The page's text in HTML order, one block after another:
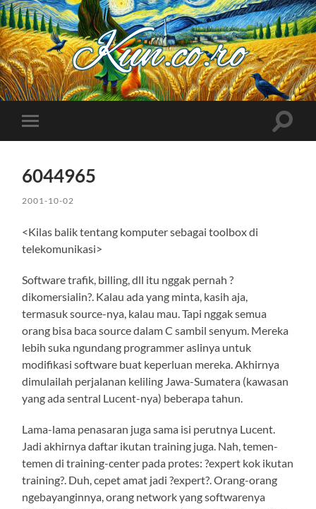
Kuncoro++
Toggle
mobile
Toggle
6044965
2001-10-02
<Kilas balik tentang komputer sebagai toolbox di
telekomunikasi>
Software trafik, billing, dll itu nggak pernah ?
dikomersialin?. Kalau ada yang minta, kasih aja,
termasuk source-nya, kalau mau. Tapi nggak semua
orang bisa baca source dalam C sambil senyum. Mereka
lebih suka ngundang programmer aslinya untuk
modifikasi software buat keperluan mereka. Akhirnya
dimulailah perjalanan keliling Jawa-Sumatera (kawasan
yang ada sentral Lucent-nya) beberapa tahun.
Lama-lama penasaran juga sama isi perutnya Lucent.
Jadi akhirnya daftar ikutan training juga. Nah, temen-
temen di training-center pada protes: ?expert kok ikutan
training?. Duh, cepet amat jadi ?expert?. Orang-orang
ngebayanginnya, orang network yang softwarenya